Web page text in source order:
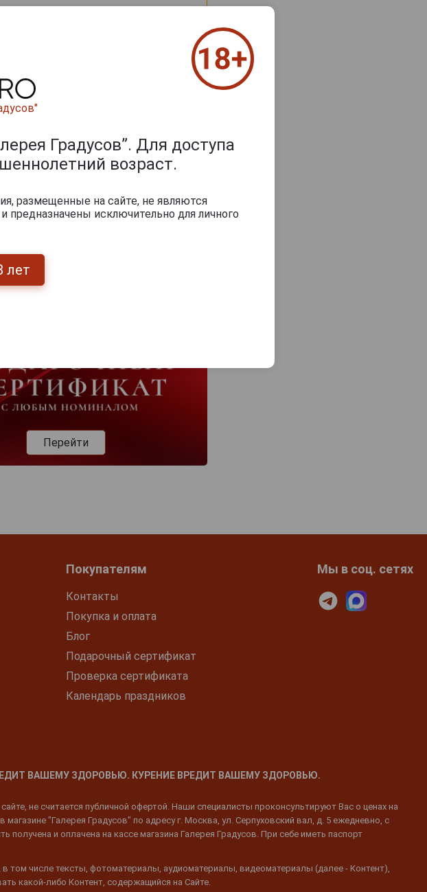
Перейти
Покупателям
Контакты
Покупка и оплата
Блог
Подарочный сертификат
Проверка сертификата
Календарь праздников
Мы в соц. сетях
ВАШЕМУ ЗДОРОВЬЮ. КУРЕНИЕ ВРЕДИТ ВАШЕМУ ЗДОРОВЬЮ.
не считается публичной офертой. Наши специалисты проконсультируют Вас о ценах на
"Галерея Градусов" по адресу г. Москва, ул. Серпуховский вал, д. 5 ежедневно, с
и оплачена на кассе магазина Галерея Градусов. При себе иметь паспорт
числе тексты, фотоматериалы, аудиоматериалы, видеоматериалы (далее - Контент),
какой-либо Контент, содержащийся на Сайте.
Градусов”. Для доступа
возраст.
размещенные на сайте, не являются
исключительно для личного
лет